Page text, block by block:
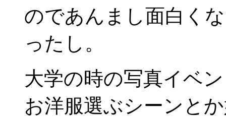
のであんまし面白く
ったし。
大学の時の写真イベ
お洋服選ぶシーンと